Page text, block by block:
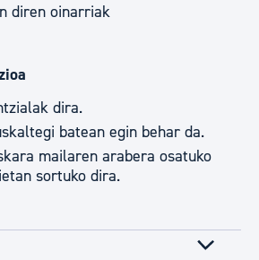
diren oinarriak
dira.
batean egin behar da.
mailaren arabera osatuko
sortuko dira.